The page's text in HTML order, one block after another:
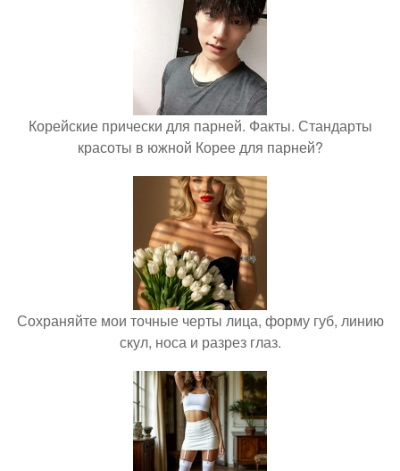
Корейские прически для парней. Факты. Стандарты
красоты в южной Корее для парней?
Сохраняйте мои точные черты лица, форму губ, линию
скул, носа и разрез глаз.